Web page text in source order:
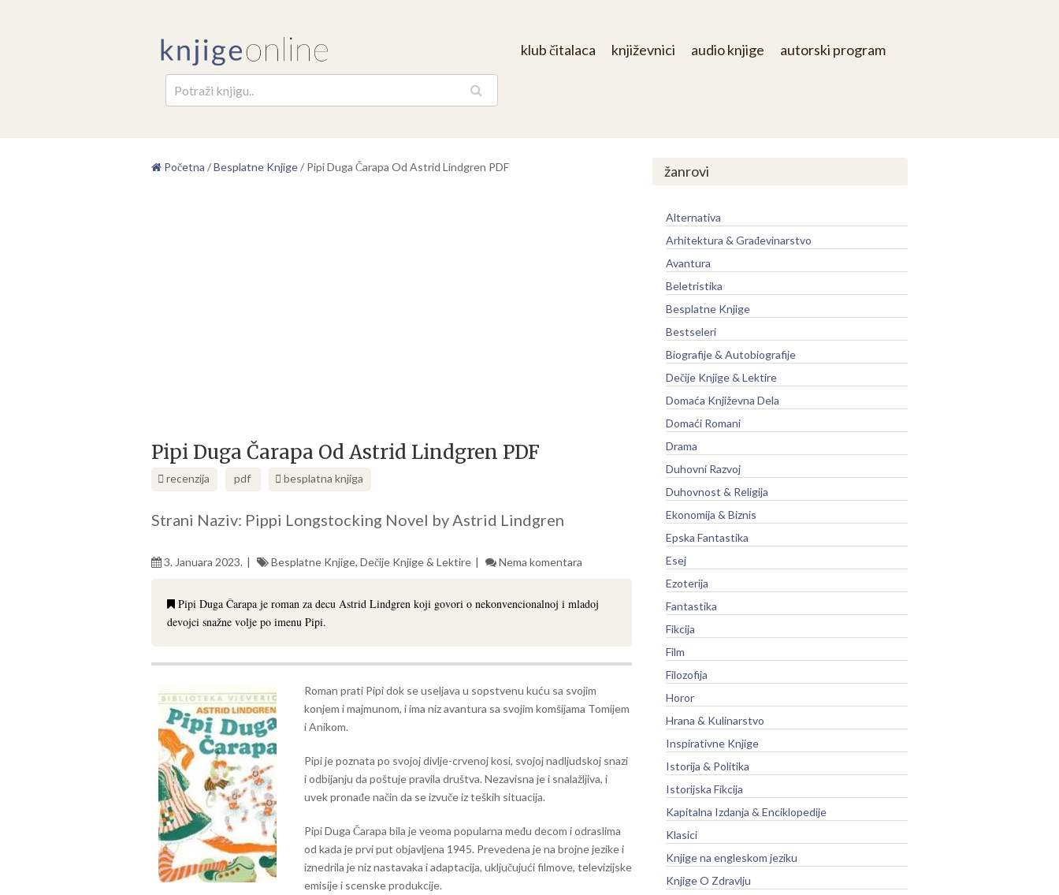
klub čitalaca književnici audio knjige autorski program
Početna /Besplatne Knjige/ Pipi Duga Čarapa Od Astrid Lindgren PDF
Pipi Duga Čarapa Od Astrid Lindgren PDF
recenzija pdf besplatna knjiga
Strani Naziv: Pippi Longstocking Novel by Astrid Lindgren
3. Januara 2023. Besplatne Knjige, Dečije Knjige & Lektire Nema komentara
Pipi Duga Čarapa je roman za decu Astrid Lindgren koji govori o nekonvencionalnoj i mladoj
devojci snažne volje po imenu Pipi.
Roman prati Pipi dok se useljava u sopstvenu kuću sa svojim
konjem i majmunom, i ima niz avantura sa svojim komšijama Tomijem
i Anikom.
Pipi je poznata po svojoj divlje-crvenoj kosi, svojoj nadljudskoj snazi
i odbijanju da poštuje pravila društva. Nezavisna je i snalažljiva, i
uvek pronađe način da se izvuče iz teških situacija.
Pipi Duga Čarapa bila je veoma popularna među decom i odraslima
od kada je prvi put objavljena 1945. Prevedena je na brojne jezike i
iznedrila je niz nastavaka i adaptacija, uključujući filmove, televizijske
emisije i scenske produkcije.
žanrovi
Alternativa
Arhitektura & Građevinarstvo
Avantura
Beletristika
Besplatne Knjige
Bestseleri
Biografije & Autobiografije
Dečije Knjige & Lektire
Domaća Književna Dela
Domaći Romani
Drama
Duhovni Razvoj
Duhovnost & Religija
Ekonomija & Biznis
Epska Fantastika
Esej
Ezoterija
Fantastika
Fikcija
Film
Filozofija
Horor
Hrana & Kulinarstvo
Inspirativne Knjige
Istorija & Politika
Istorijska Fikcija
Kapitalna Izdanja & Enciklopedije
Klasici
Knjige na engleskom jeziku
Knjige O Zdravlju